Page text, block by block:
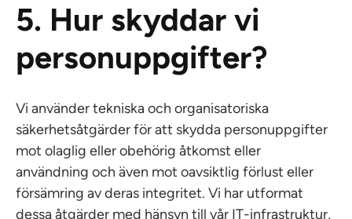
5. Hur skyddar vi
personuppgifter?
Vi använder tekniska och organisatoriska
säkerhetsåtgärder för att skydda personuppgifter
mot olaglig eller obehörig åtkomst eller
användning och även mot oavsiktlig förlust eller
försämring av deras integritet. Vi har utformat
dessa åtgärder med hänsyn till vår IT-infrastruktur,